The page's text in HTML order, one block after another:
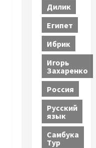
Дилик
Египет
Ибрик
Игорь
Захаренко
Россия
Русский
язык
Самбука
Тур